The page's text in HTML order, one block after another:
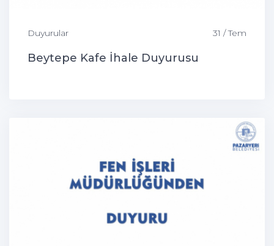
Duyurular 31 / Tem
Beytepe Kafe İhale Duyurusu